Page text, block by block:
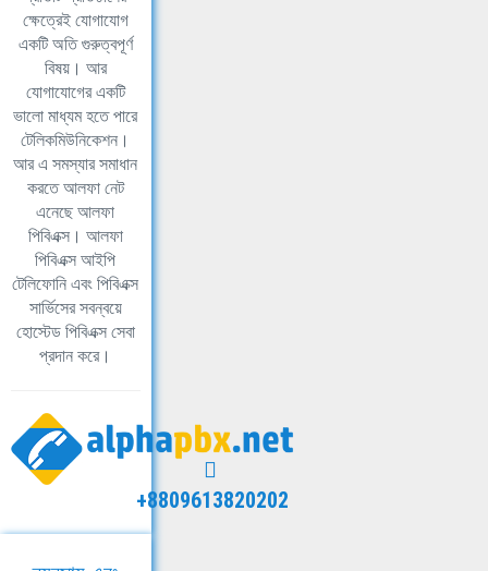
ক্ষেত্রেই যোগাযোগ
একটি অতি গুরুত্বপূর্ণ
বিষয়। আর
যোগাযোগের একটি
ভালো মাধ্যম হতে পারে
টেলিকমিউনিকেশন।
আর এ সমস্যার সমাধান
করতে আলফা নেট
এনেছে আলফা
পিবিএক্স। আলফা
পিবিএক্স আইপি
টেলিফোনি এবং পিবিএক্স
সার্ভিসের সবন্বয়ে
হোস্টেড পিবিএক্স সেবা
প্রদান করে।
+8809613820202